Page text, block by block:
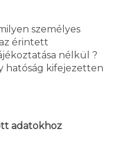
személyes
érintett
nélkül ?
hatóság kifejezetten
adatokhoz